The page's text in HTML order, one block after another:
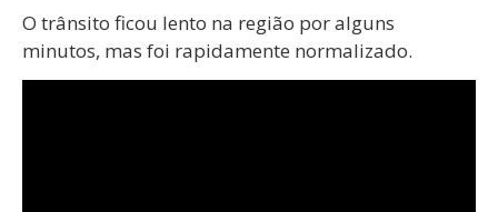
O trânsito ficou lento na região por alguns
minutos, mas foi rapidamente normalizado.